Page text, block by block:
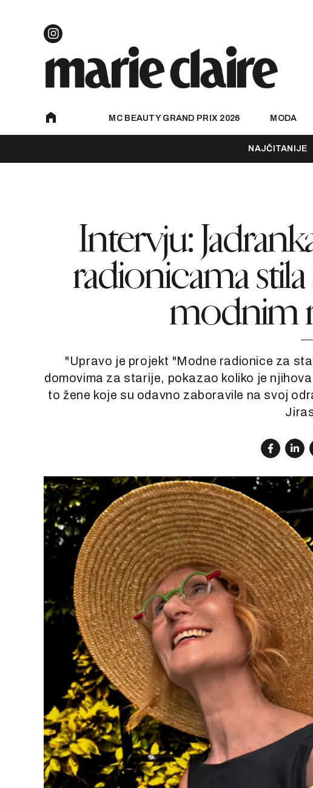
MC BEAUTY GRAND PRIX 2026 MODA
NAJČITANIJE
Intervju:
radionicama
modnim
"Upravo je projekt "Modne radionice za
domovima za starije, pokazao koliko je
to žene koje su odavno zaboravile na svoj